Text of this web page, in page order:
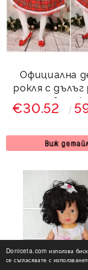
Doniceta.com използва
се съгласявате с
Официална
рокля с дълъг
червено
€30.52
Виж